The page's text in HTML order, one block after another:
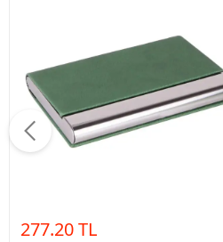
277.20 TL